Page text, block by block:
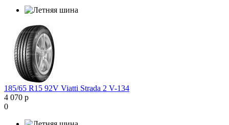
185/65 R15 92V Viatti Strada 2 V-134
4 070 р
0